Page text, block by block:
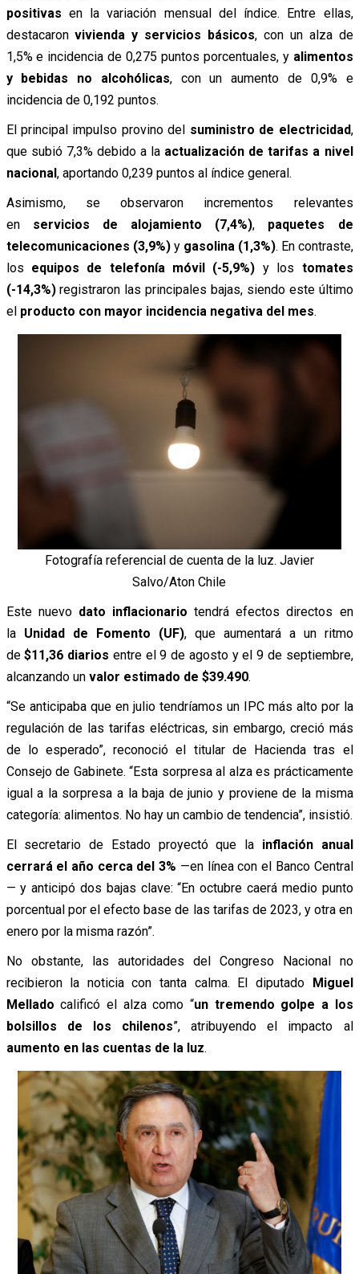
positivas en la variación mensual del índice. Entre ellas,
destacaronvivienda y servicios básicos, con un alza de
1,5% e incidencia de 0,275 puntos porcentuales, y alimentos
y bebidas no alcohólicas, con un aumento de 0,9% e
incidencia de 0,192 puntos.
El principal impulso provino del suministro de electricidad,
que subió 7,3% debido a la actualización de tarifas a nivel
nacional, aportando 0,239 puntos al índice general.
Asimismo, se observaron incrementos relevantes
en servicios de alojamiento (7,4%), paquetes de
telecomunicaciones (3,9%)y gasolina (1,3%). En contraste,
los equipos de telefonía móvil (-5,9%) y los tomates
(-14,3%)registraron las principales bajas, siendo este último
el producto con mayor incidencia negativa del mes.
Fotografía referencial de cuenta de la luz. Javier
Salvo/Aton Chile
Este nuevo dato inflacionario tendrá efectos directos en
la Unidad de Fomento (UF), que aumentará a un ritmo
de$11,36 diarios entre el 9 de agosto y el 9 de septiembre,
alcanzando un valor estimado de $39.490.
“Se anticipaba que en julio tendríamos un IPC más alto por la
regulación de las tarifas eléctricas, sin embargo, creció más
de lo esperado”, reconoció el titular de Hacienda tras el
Consejo de Gabinete. “Esta sorpresa al alza es prácticamente
igual a la sorpresa a la baja de junio y proviene de la misma
categoría: alimentos. No hay un cambio de tendencia”, insistió.
El secretario de Estado proyectó que la inflación anual
cerrará el año cerca del 3% —en línea con el Banco Central
— y anticipó dos bajas clave: “En octubre caerá medio punto
porcentual por el efecto base de las tarifas de 2023, y otra en
enero por la misma razón”.
No obstante, las autoridades del Congreso Nacional no
recibieron la noticia con tanta calma. El diputado
Miguel
Mellado calificó el alza como “un tremendo golpe a los
bolsillos de los chilenos”, atribuyendo el impacto al
aumento en las cuentas de la luz.